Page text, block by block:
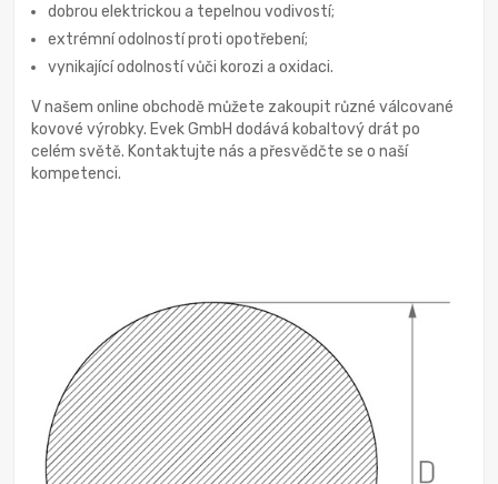
dobrou elektrickou a tepelnou vodivostí;
extrémní odolností proti opotřebení;
vynikající odolností vůči korozi a oxidaci.
V našem online obchodě můžete zakoupit různé válcované
kovové výrobky. Evek GmbH dodává kobaltový drát po
celém světě. Kontaktujte nás a přesvědčte se o naší
kompetenci.